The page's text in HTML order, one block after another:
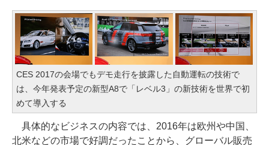
CES 2017の会場でもデモ走行を披露した自動運転の技術で
は、今年発表予定の新型A8で「レベル3」の新技術を世界で初
めて導入する
具体的なビジネスの内容では、2016年は欧州や中国、
北米などの市場で好調だったことから、グローバル販売